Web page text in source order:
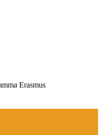
Erasmus